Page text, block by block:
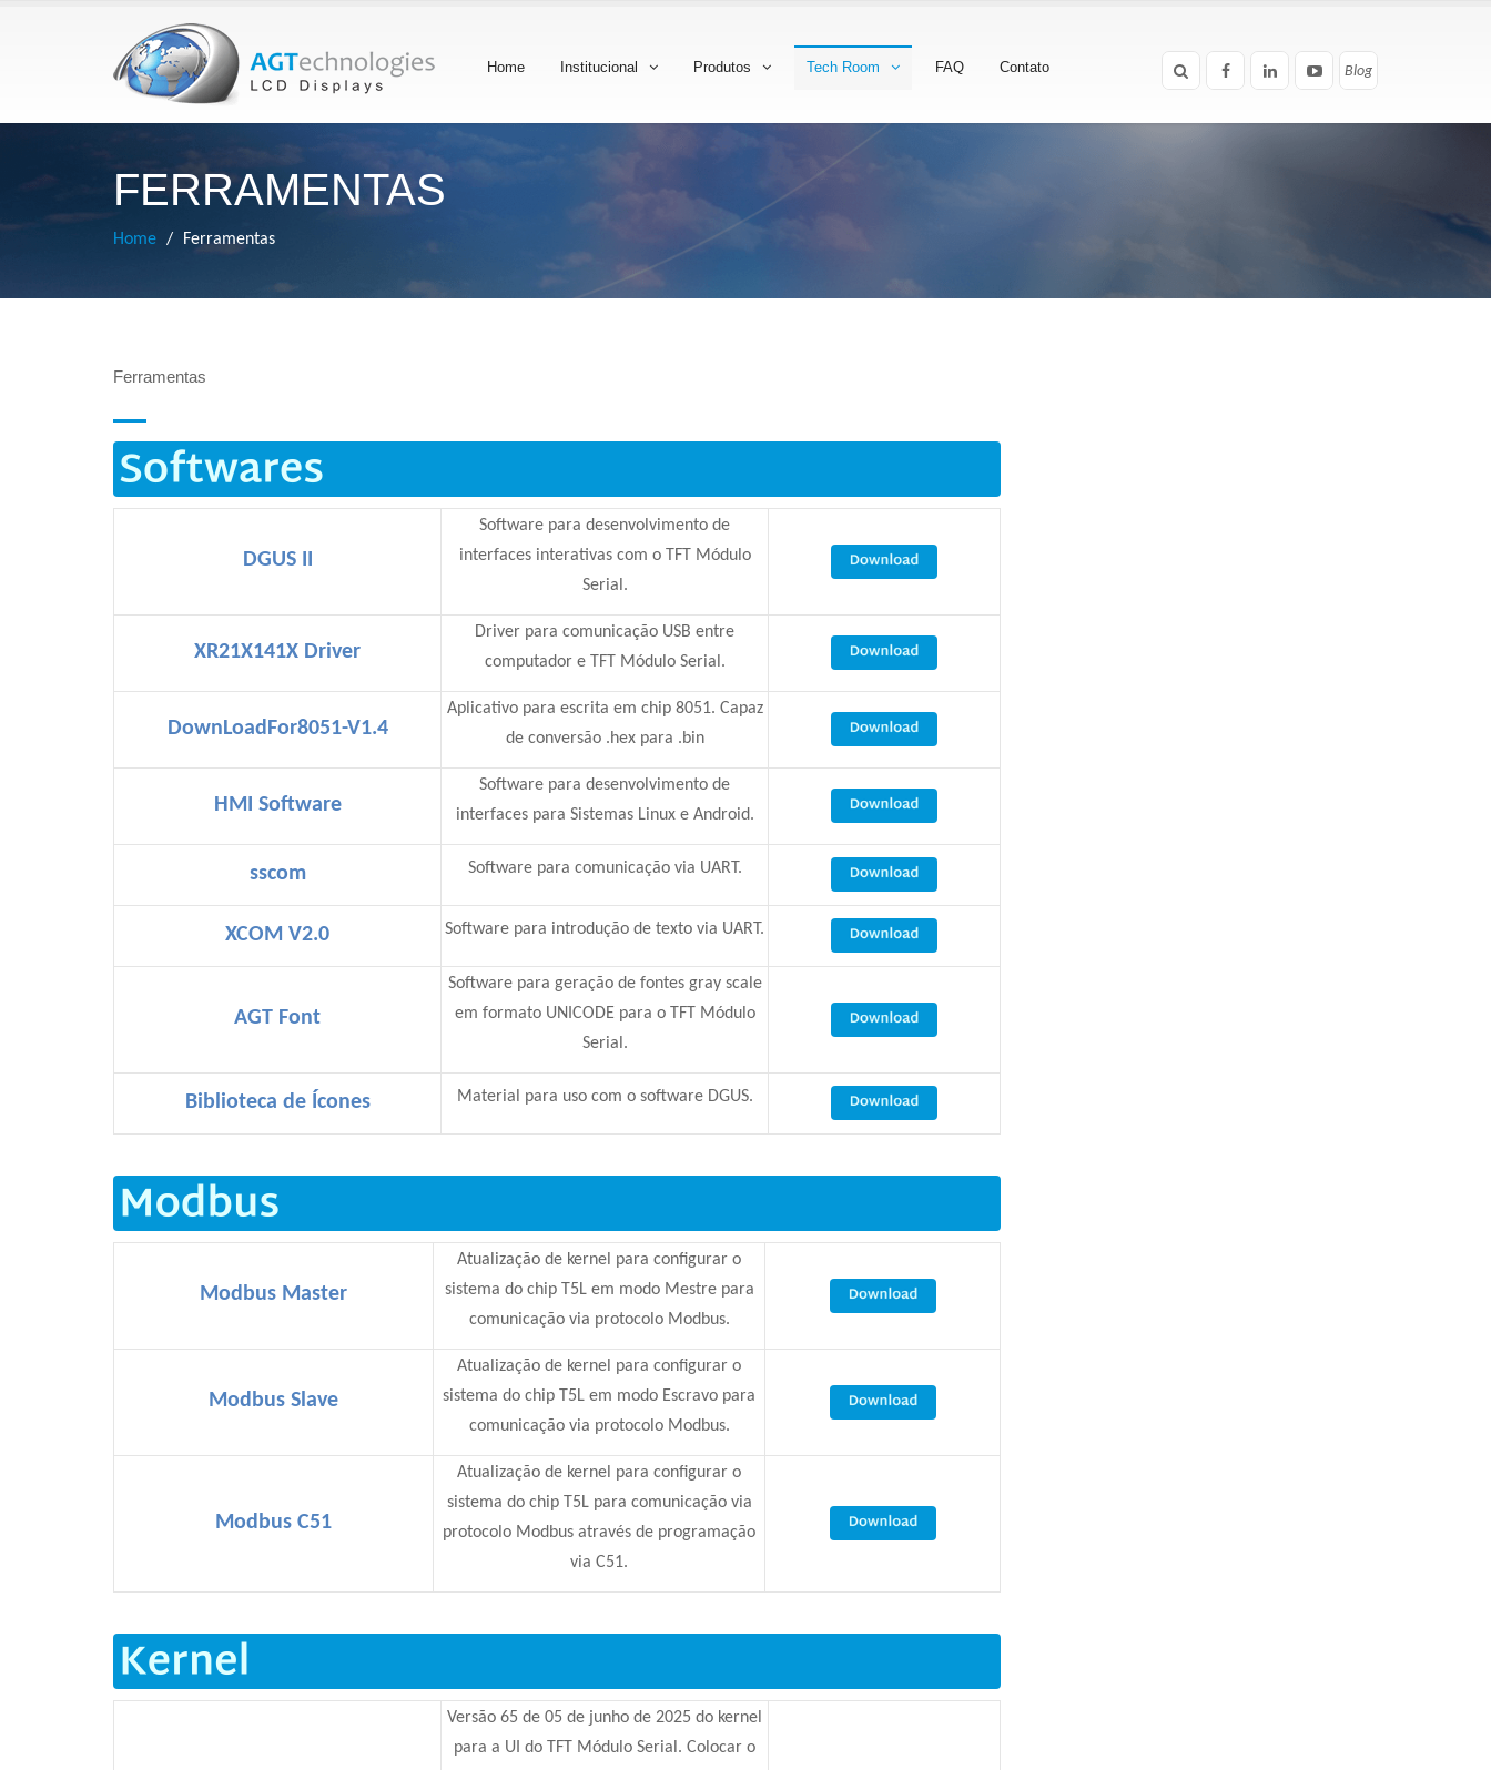
Home Institucional Produtos Tech Room FAQ Contato Blog
FERRAMENTAS
Home Ferramentas
Ferramentas
DGUS II
Software para desenvolvimento de
interfaces interativas com o TFT Módulo
Serial.
XR21X141X Driver
Driver para comunicação USB entre
computador e TFT Módulo Serial.
DownLoadFor8051-V1.4
Aplicativo para escrita em chip 8051. Capaz
de conversão .hex para .bin
HMI Software
Software para desenvolvimento de
interfaces para Sistemas Linux e Android.
sscom Software para comunicação via UART.
XCOM V2.0 Software para introdução de texto via UART.
AGT Font
Software para geração de fontes gray scale
em formato UNICODE para o TFT Módulo
Serial.
Biblioteca de Ícones Material para uso com o software DGUS.
Modbus Master
Atualização de kernel para configurar o
sistema do chip T5L em modo Mestre para
comunicação via protocolo Modbus.
Modbus Slave
Atualização de kernel para configurar o
sistema do chip T5L em modo Escravo para
comunicação via protocolo Modbus.
Modbus C51
Atualização de kernel para configurar o
sistema do chip T5L para comunicação via
protocolo Modbus através de programação
via C51.
Versão 65 de 05 de junho de 2025 do kernel
para a UI do TFT Módulo Serial. Colocar o